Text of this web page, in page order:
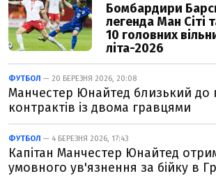
Бомбардири
легенда Ман Сіті
10 головних
літа-2026
ФУТБОЛ — 20 БЕРЕЗНЯ 2026, 20:08
Манчестер Юнайтед близький до
контрактів із двома гравцями
ФУТБОЛ — 4 БЕРЕЗНЯ 2026, 17:43
Капітан Манчестер Юнайтед
умовного ув'язнення за бійку в